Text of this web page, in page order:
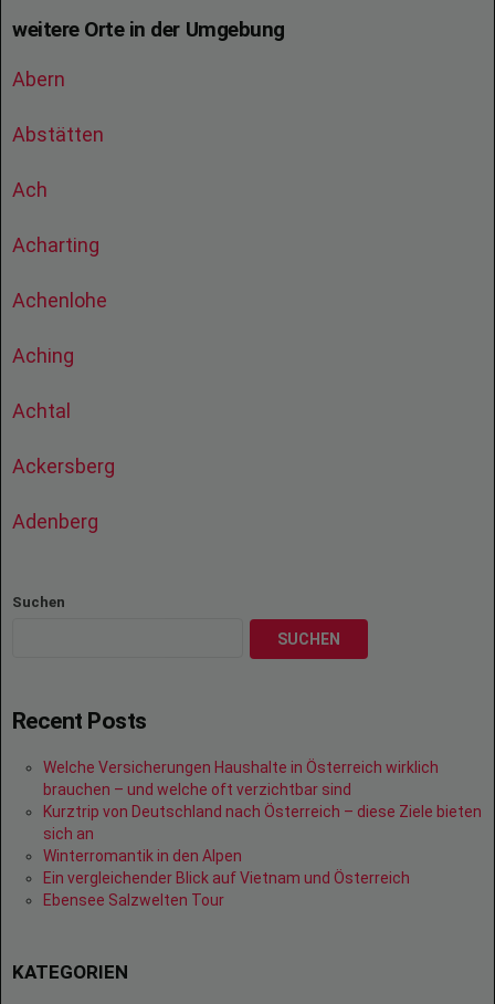
weitere Orte in der Umgebung
Abern
Abstätten
Ach
Acharting
Achenlohe
Aching
Achtal
Ackersberg
Adenberg
Suchen
SUCHEN
Recent Posts
Welche Versicherungen Haushalte in Österreich wirklich
brauchen – und welche oft verzichtbar sind
Kurztrip von Deutschland nach Österreich – diese Ziele bieten
sich an
Winterromantik in den Alpen
Ein vergleichender Blick auf Vietnam und Österreich
Ebensee Salzwelten Tour
KATEGORIEN